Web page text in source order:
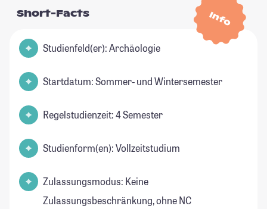
Info
Short-Facts
Studienfeld(er): Archäologie
Startdatum: Sommer- und Wintersemester
Regelstudienzeit: 4 Semester
Studienform(en): Vollzeitstudium
Zulassungsmodus: Keine
Zulassungsbeschränkung, ohne NC